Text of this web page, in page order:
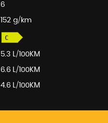
6
152 g/km
5.3 L/100KM
6.6 L/100KM
4.6 L/100KM